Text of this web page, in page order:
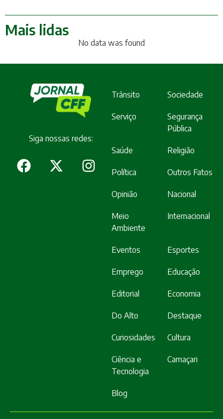
Mais lidas
No data was found
Siga nossas redes:
Trânsito Sociedade
Serviço
Segurança
Pública
Saúde Religião
Política Outros Fatos
Opinião Nacional
Meio
Ambiente
Internacional
Eventos Esportes
Emprego Educação
Editorial Economia
Do Alto Destaque
Curiosidades Cultura
Ciência e
Tecnologia
Camaçari
Blog